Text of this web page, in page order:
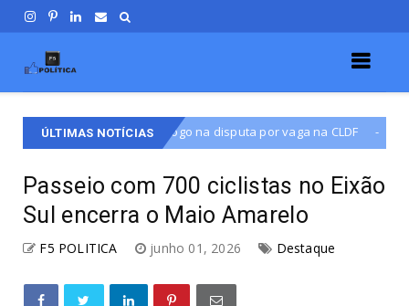
ÚLTIMAS NOTÍCIAS
disputa por vaga na CLDF Destaque Martins Machado
Passeio com 700 ciclistas no Eixão
Sul encerra o Maio Amarelo
F5 POLITICA junho 01, 2026 Destaque